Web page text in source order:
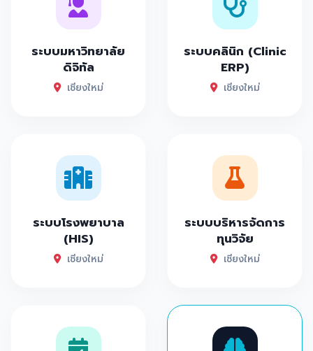
ระบบมหาวิทยาลัย
ดิจิทัล
เชียงใหม่
ระบบคลินิก (Clinic
ERP)
เชียงใหม่
ระบบโรงพยาบาล
(HIS)
เชียงใหม่
ระบบบริหารจัดการ
ทุนวิจัย
เชียงใหม่